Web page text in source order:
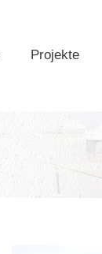
Projekte